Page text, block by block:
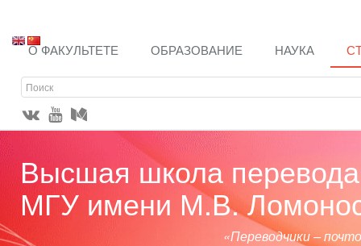
О ФАКУЛЬТЕТЕ ОБРАЗОВАНИЕ НАУКА
Высшая школа
МГУ имени М.В.
«Переводчики –